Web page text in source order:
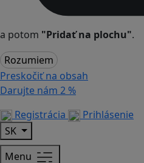
a potom "Pridať na plochu".
Rozumiem
Preskočiť na obsah
Darujte nám 2 %
Registrácia
Prihlásenie
SK
Menu